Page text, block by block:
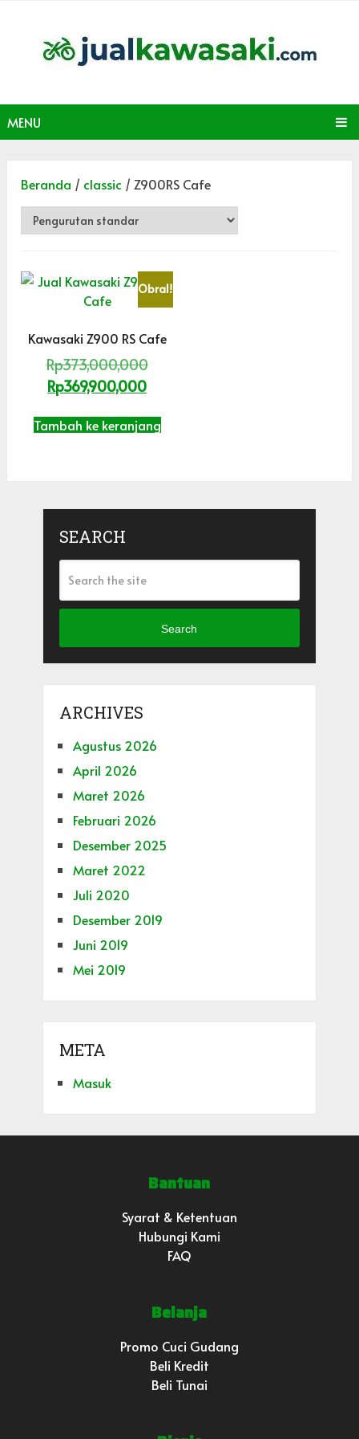
MENU
Beranda / classic / Z900RS Cafe
Obral!
Kawasaki Z900 RS Cafe
Rp373,000,000
Rp369,900,000
Tambah ke keranjang
SEARCH
Search
ARCHIVES
Agustus 2026
April 2026
Maret 2026
Februari 2026
Desember 2025
Maret 2022
Juli 2020
Desember 2019
Juni 2019
Mei 2019
META
Masuk
Bantuan
Syarat & Ketentuan
Hubungi Kami
FAQ
Belanja
Promo Cuci Gudang
Beli Kredit
Beli Tunai